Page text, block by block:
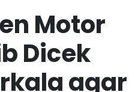
Motor
Dicek
agar